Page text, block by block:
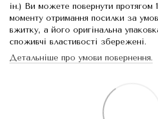
ін.) Ви можете повернути протягом
моменту отримання посилки за
вжитку, а його оригінальна
споживчі властивості збережені.
Детальніше про умови повернення.